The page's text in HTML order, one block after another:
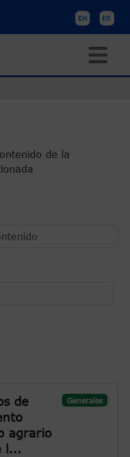
de la
de
agrario
l...
Generales